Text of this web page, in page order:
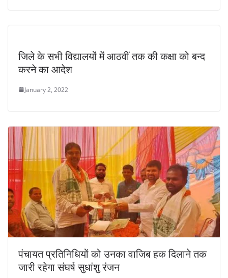
जिले के सभी विद्यालयों में आठवीं तक की कक्षा को बन्द
करने का आदेश
January 2, 2022
पंचायत प्रतिनिधियों को उनका वाजिब हक दिलाने तक
जारी रहेगा संघर्ष सुधांशु रंजन